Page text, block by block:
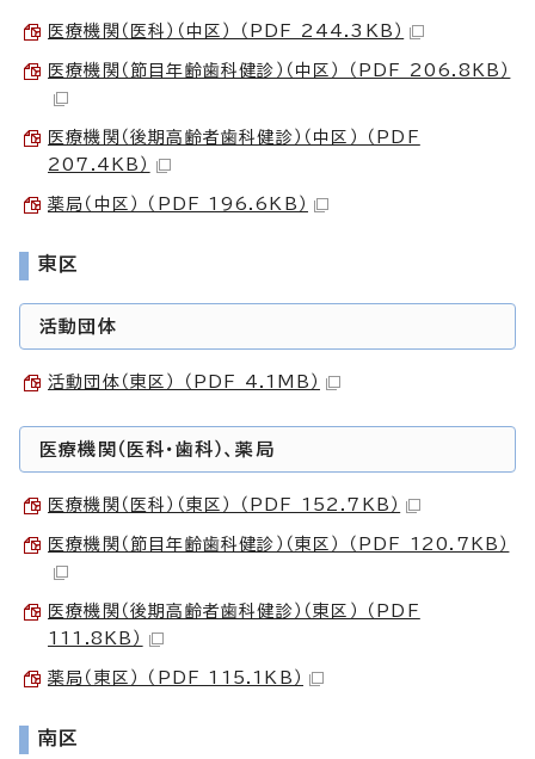
医療機関（医科）（中区） （PDF 244.3KB）
医療機関（節目年齢歯科健診）（中区） （PDF 206.8KB）
医療機関（後期高齢者歯科健診）（中区） （PDF
207.4KB）
薬局（中区） （PDF 196.6KB）
東区
活動団体
活動団体（東区） （PDF 4.1MB）
医療機関（医科・歯科）、薬局
医療機関（医科）（東区） （PDF 152.7KB）
医療機関（節目年齢歯科健診）（東区） （PDF 120.7KB）
医療機関（後期高齢者歯科健診）（東区） （PDF
111.8KB）
薬局（東区） （PDF 115.1KB）
南区